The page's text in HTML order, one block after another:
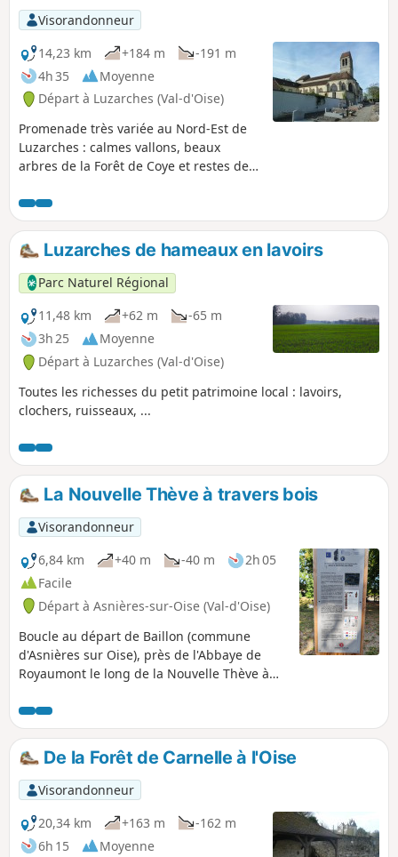
Visorandonneur
14,23 km
+184 m
-191 m
4h 35
Moyenne
Départ à Luzarches (Val-d'Oise)
Promenade très variée au Nord-Est de
Luzarches : calmes vallons, beaux
arbres de la Forêt de Coye et restes de
B. Constant (après l'avoir largement
détruite...) La promenade emprunte
essentiellement des chemins balisés
(PR® au début, puis GR®1 et GR® 655).
Grand calme malgré la proximité de
Paris.
Luzarches de hameaux en lavoirs
Parc Naturel Régional
11,48 km
+62 m
-65 m
3h 25
Moyenne
Départ à Luzarches (Val-d'Oise)
Toutes les richesses du petit patrimoine local : lavoirs,
clochers, ruisseaux, ...
La Nouvelle Thève à travers bois
Visorandonneur
6,84 km
+40 m -40 m
2h 05
Facile
Départ à Asnières-sur-Oise (Val-d'Oise)
Boucle au départ de Baillon (commune
d'Asnières sur Oise), près de l'Abbaye de
Royaumont le long de la Nouvelle Thève à
De la Forêt de Carnelle à l'Oise
Visorandonneur
20,34 km
+163 m
-162 m
6h 15
Moyenne